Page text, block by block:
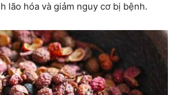
lão hóa và giảm nguy cơ bị bệnh.